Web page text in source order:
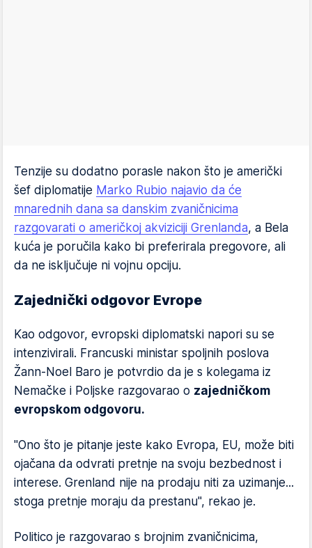
Tenzije su dodatno porasle nakon što je američki
šef diplomatije Marko Rubio najavio da će
mnarednih dana sa danskim zvaničnicima
razgovarati o američkoj akviziciji Grenlanda, a Bela
kuća je poručila kako bi preferirala pregovore, ali
da ne isključuje ni vojnu opciju.
Zajednički odgovor Evrope
Kao odgovor, evropski diplomatski napori su se
intenzivirali. Francuski ministar spoljnih poslova
Žann-Noel Baro je potvrdio da je s kolegama iz
Nemačke i Poljske razgovarao o zajedničkom
evropskom odgovoru.
"Ono što je pitanje jeste kako Evropa, EU, može biti
ojačana da odvrati pretnje na svoju bezbednost i
interese. Grenland nije na prodaju niti za uzimanje...
stoga pretnje moraju da prestanu", rekao je.
Politico je razgovarao s brojnim zvaničnicima,